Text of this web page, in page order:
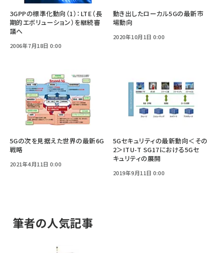
3GPPの標準化動向（1）：LTE（長
期的エボリューション）を継続審
議へ
2006年7月18日 0:00
動き出したローカル5Gの最新市
場動向
2020年10月1日 0:00
5Gの次を見据えた世界の最新6G
戦略
2021年4月11日 0:00
5Gセキュリティの最新動向＜その
2＞ITU-T SG17における5Gセ
キュリティの展開
2019年9月11日 0:00
筆者の人気記事